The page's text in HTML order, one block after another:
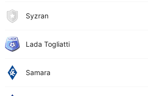
Syzran
Lada Togliatti
Samara